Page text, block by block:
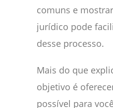
comuns e
jurídico pode
desse processo.
Mais do que
objetivo é
possível para